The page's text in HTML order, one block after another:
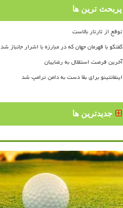
پربحث ترین ها
توقع از تارتار بالاست
گفتگو با قهرمان جهان که در مبارزه با اشرار جانباز شد
آخرین فرصت استقلال به رضاییان
اینفانتینو برای بقا دست به دامن ترامپ شد
جدیدترین ها